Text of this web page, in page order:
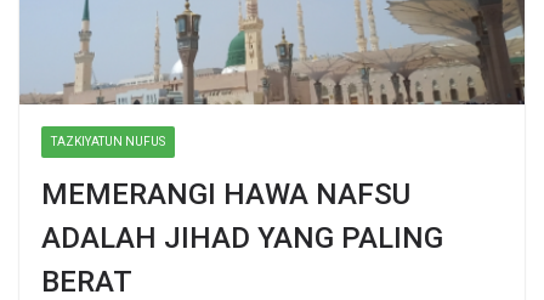
TAZKIYATUN NUFUS
MEMERANGI HAWA NAFSU
ADALAH JIHAD YANG PALING
BERAT